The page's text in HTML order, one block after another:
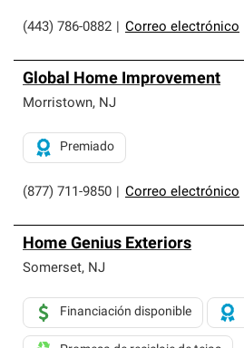
(443) 786-0882 Correo electrónico
Global Home Improvement
Morristown, NJ
(877) 711-9850 Correo electrónico
Premiado
Home Genius Exteriors
Somerset, NJ
Financiación disponible